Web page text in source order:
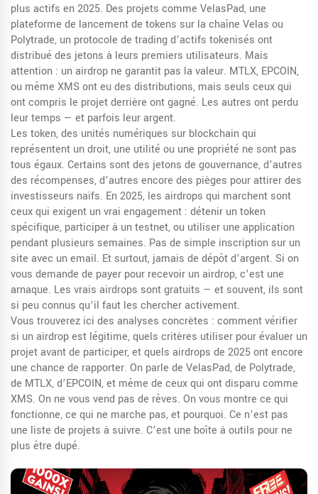
plus actifs en 2025. Des projets comme VelasPad, une
plateforme de lancement de tokens sur la chaîne Velas ou
Polytrade, un protocole de trading d’actifs tokenisés ont
distribué des jetons à leurs premiers utilisateurs. Mais
attention : un airdrop ne garantit pas la valeur. MTLX, EPCOIN,
ou même XMS ont eu des distributions, mais seuls ceux qui
ont compris le projet derrière ont gagné. Les autres ont perdu
leur temps — et parfois leur argent.
Les token,des unités numériques sur blockchain qui
représentent un droit, une utilité ou une propriété ne sont pas
tous égaux. Certains sont des jetons de gouvernance, d’autres
des récompenses, d’autres encore des pièges pour attirer des
investisseurs naïfs. En 2025, les airdrops qui marchent sont
ceux qui exigent un vrai engagement : détenir un token
spécifique, participer à un testnet, ou utiliser une application
pendant plusieurs semaines. Pas de simple inscription sur un
site avec un email. Et surtout, jamais de dépôt d’argent. Si on
vous demande de payer pour recevoir un airdrop, c’est une
arnaque. Les vrais airdrops sont gratuits — et souvent, ils sont
si peu connus qu’il faut les chercher activement.
Vous trouverez ici des analyses concrètes : comment vérifier
si un airdrop est légitime, quels critères utiliser pour évaluer un
projet avant de participer, et quels airdrops de 2025 ont encore
une chance de rapporter. On parle de VelasPad, de Polytrade,
de MTLX, d’EPCOIN, et même de ceux qui ont disparu comme
XMS. On ne vous vend pas de rêves. On vous montre ce qui
fonctionne, ce qui ne marche pas, et pourquoi. Ce n’est pas
une liste de projets à suivre. C’est une boîte à outils pour ne
plus être dupé.